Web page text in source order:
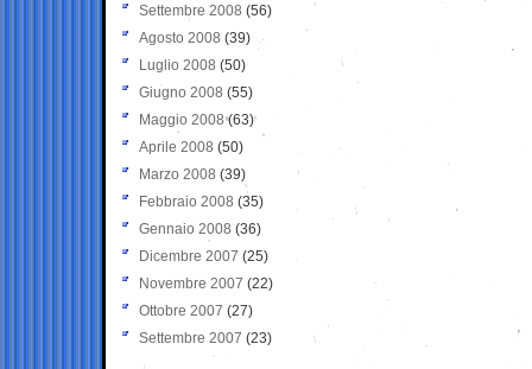
Settembre 2008 (56)
Agosto 2008 (39)
Luglio 2008 (50)
Giugno 2008 (55)
Maggio 2008(63)
Aprile 2008 (50)
Marzo 2008 (39)
Febbraio 2008 (35)
Gennaio 2008 (36)
Dicembre 2007 (25)
Novembre 2007 (22)
Ottobre 2007 (27)
Settembre 2007 (23)